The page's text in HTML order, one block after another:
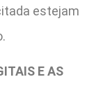
estejam
E AS